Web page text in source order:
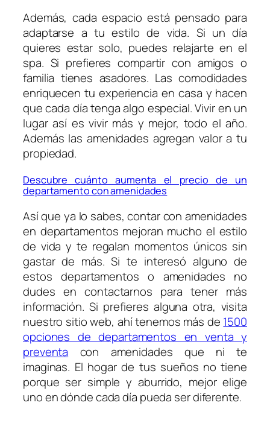
Además, cada espacio está pensado para
adaptarse a tu estilo de vida. Si un día
quieres estar solo, puedes relajarte en el
spa. Si prefieres compartir con amigos o
familia tienes asadores. Las comodidades
enriquecen tu experiencia en casa y hacen
que cada día tenga algo especial. Vivir en un
lugar así es vivir más y mejor, todo el año.
Además las amenidades agregan valor a tu
propiedad.
Descubre cuánto aumenta el precio de un
departamento con amenidades
Así que ya lo sabes, contar con amenidades
en departamentos mejoran mucho el estilo
de vida y te regalan momentos únicos sin
gastar de más. Si te interesó alguno de
estos departamentos o amenidades no
dudes en contactarnos para tener más
información. Si prefieres alguna otra, visita
nuestro sitio web, ahí tenemos más de 1500
opciones de departamentos en venta y
preventa con amenidades que ni te
imaginas. El hogar de tus sueños no tiene
porque ser simple y aburrido, mejor elige
uno en dónde cada día pueda ser diferente.